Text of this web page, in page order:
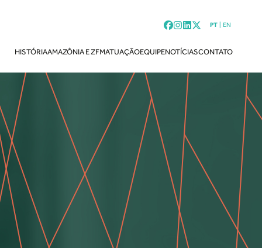
PT EN
HISTÓRIAAMAZÔNIA E ZFMATUAÇÃOEQUIPENOTÍCIASCONTATO